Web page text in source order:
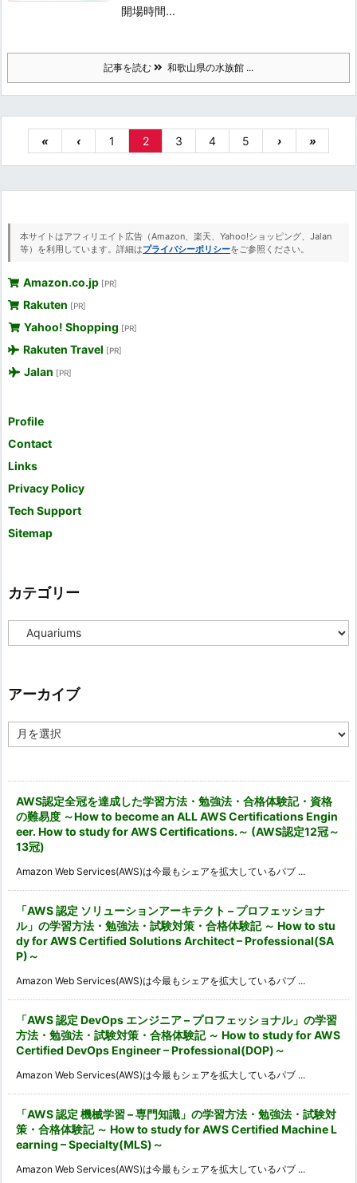
開場時間...
記事を読む 和歌山県の水族館 ...
« ‹ 1 2 3 4 5 › »
本サイトはアフィリエイト広告（Amazon、楽天、Yahoo!ショッピング、Jalan
等）を利用しています。詳細はプライバシーポリシーをご参照ください。
Amazon.co.jp [PR]
Rakuten [PR]
Yahoo! Shopping [PR]
Rakuten Travel [PR]
Jalan [PR]
Profile
Contact
Links
Privacy Policy
Tech Support
Sitemap
カテゴリー
テ
ー
アーカイブ
ー
AWS認定全冠を達成した学習方法・勉強法・合格体験記・資格
の難易度 ～How to become an ALL AWS Certifications Engin
eer. How to study for AWS Certifications.～ (AWS認定12冠～
13冠)
Amazon Web Services(AWS)は今最もシェアを拡大しているパブ ...
「AWS 認定 ソリューションアーキテクト – プロフェッショナ
ル」の学習方法・勉強法・試験対策・合格体験記 ～ How to stu
dy for AWS Certified Solutions Architect – Professional(SA
P)～
Amazon Web Services(AWS)は今最もシェアを拡大しているパブ ...
「AWS 認定 DevOps エンジニア – プロフェッショナル」の学習
方法・勉強法・試験対策・合格体験記 ～ How to study for AWS
Certified DevOps Engineer – Professional(DOP)～
Amazon Web Services(AWS)は今最もシェアを拡大しているパブ ...
「AWS 認定 機械学習 – 専門知識」の学習方法・勉強法・試験対
策・合格体験記 ～ How to study for AWS Certified Machine L
earning – Specialty(MLS)～
Amazon Web Services(AWS)は今最もシェアを拡大しているパブ ...